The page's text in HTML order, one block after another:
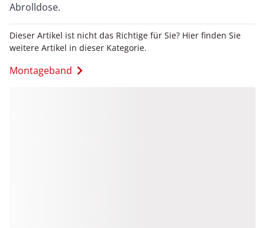
Abrolldose.
Dieser Artikel ist nicht das Richtige für Sie? Hier finden Sie
weitere Artikel in dieser Kategorie.
Montageband